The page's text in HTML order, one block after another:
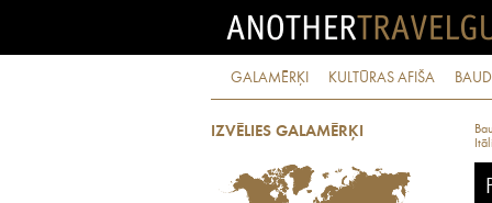
GALAMĒRĶI KULTŪRAS AFIŠA
IZVĒLIES GALAMĒRĶI